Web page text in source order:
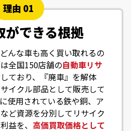
理由 01
ができる根拠
んな車も高く買い取れるの
全国150店舗の自動車リサ
しており、『廃車』を解体
イクル部品として販売して
使用されている鉄や銅、ア
ど資源を分別してリサイク
益を、 高価買取価格として